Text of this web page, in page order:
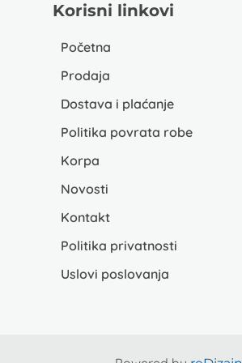
Korisni linkovi
Početna
Prodaja
Dostava i plaćanje
Politika povrata robe
Korpa
Novosti
Kontakt
Politika privatnosti
Uslovi poslovanja